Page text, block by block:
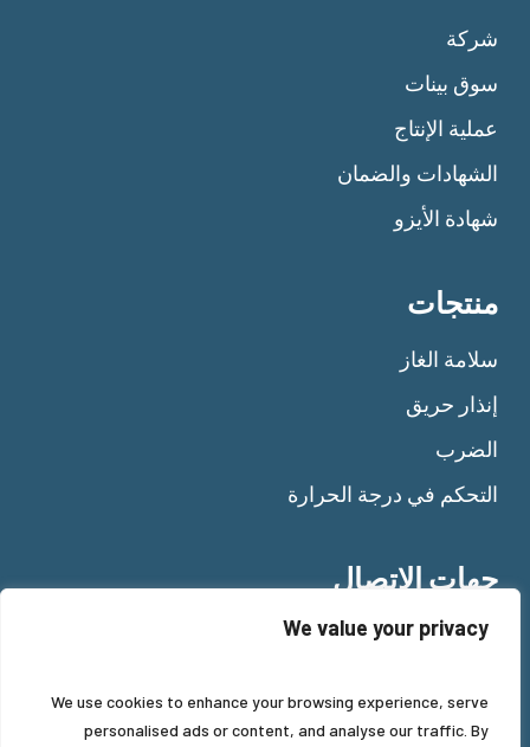
We value your privacy
We use cookies to enhance your browsing experience, serve
personalised ads or content, and analyse our traffic. By
شركة
سوق بينات
عملية الإنتاج
الشهادات والضمان
شهادة الأيزو
منتجات
سلامة الغاز
إنذار حريق
الضرب
التحكم في درجة الحرارة
جهات الاتصال
Tel:+39 011 92 10 484
Mail:info@beinat.com